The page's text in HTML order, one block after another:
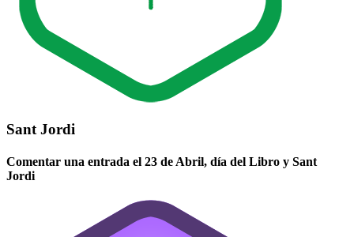
Sant Jordi
Comentar una entrada el 23 de Abril, día del Libro y Sant
Jordi